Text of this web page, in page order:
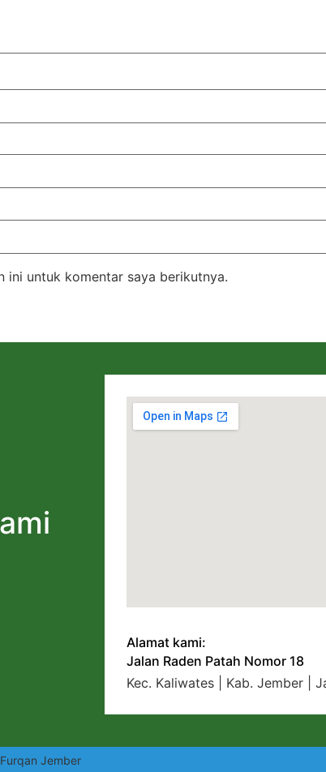
ini untuk komentar saya berikutnya.
Alamat kami:
Jalan Raden Patah Nomor 18
Kec. Kaliwates | Kab. Jember |
Jember